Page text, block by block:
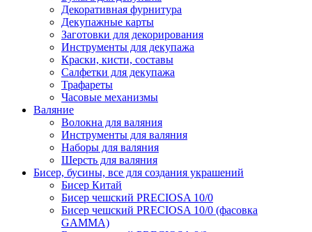
Декоративная фурнитура
Декупажные карты
Заготовки для декорирования
Инструменты для декупажа
Краски, кисти, составы
Салфетки для декупажа
Трафареты
Часовые механизмы
Валяние
Волокна для валяния
Инструменты для валяния
Наборы для валяния
Шерсть для валяния
Бисер, бусины, все для создания украшений
Бисер Китай
Бисер чешский PRECIOSA 10/0
Бисер чешский PRECIOSA 10/0 (фасовка
GAMMA)